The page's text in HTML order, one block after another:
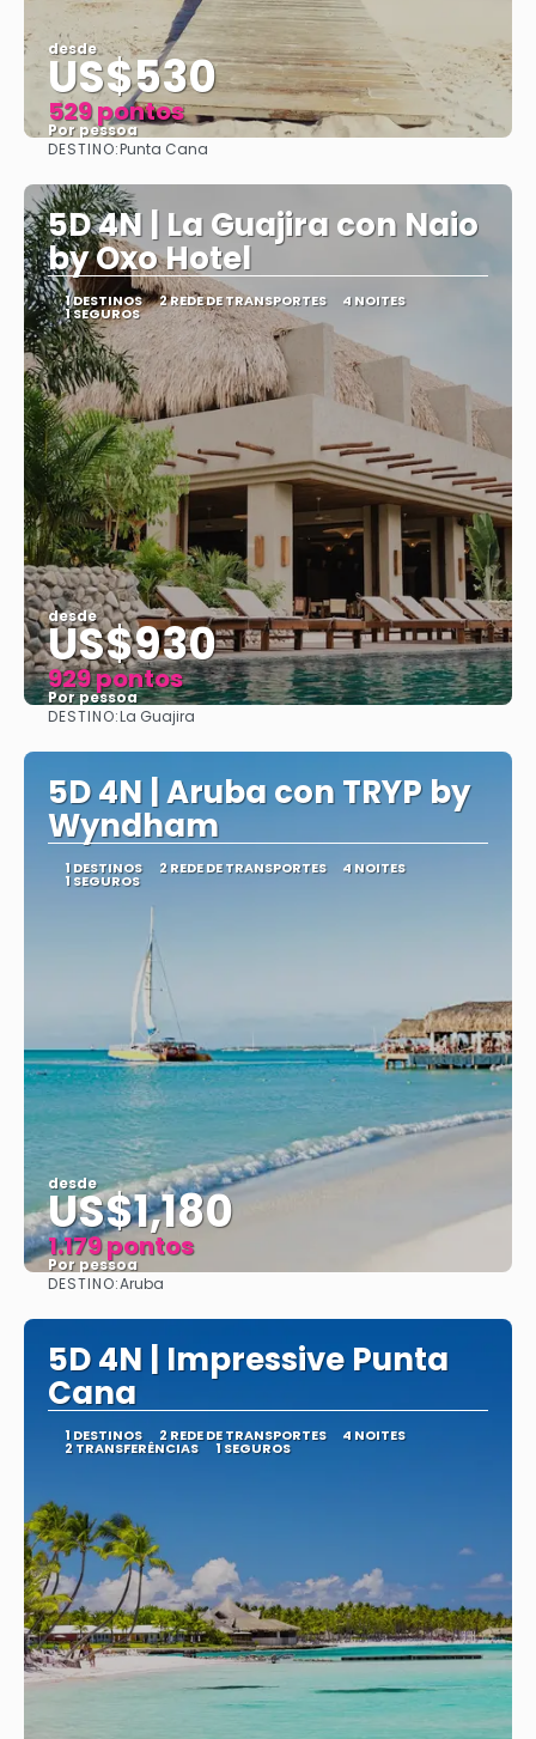
desde
US$530
529 pontos
Por pessoa
DESTINO:Punta Cana
5D 4N | La Guajira con Naio
by Oxo Hotel
1 DESTINOS 2 REDE DE TRANSPORTES 4 NOITES
1 SEGUROS
desde
US$930
929 pontos
Por pessoa
DESTINO:La Guajira
5D 4N | Aruba con TRYP by
Wyndham
1 DESTINOS 2 REDE DE TRANSPORTES 4 NOITES
1 SEGUROS
desde
US$1,180
1.179 pontos
Por pessoa
DESTINO:Aruba
5D 4N | Impressive Punta
Cana
1 DESTINOS 2 REDE DE TRANSPORTES 4 NOITES
2 TRANSFERÊNCIAS 1 SEGUROS